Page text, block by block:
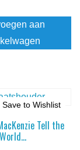
aan
Save to Wishlist
Tell the
World…